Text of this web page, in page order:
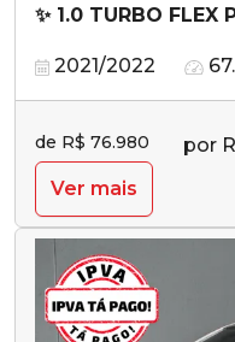
✨ 1.0 TURBO FLEX
2021/2022
de R$ 76.980 por
Ver mais